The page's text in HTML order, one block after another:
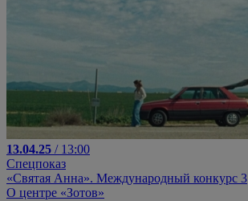
13.04.25 / 13:00
Спецпоказ
«Святая Анна». Международный конкурс 3
О центре «Зотов»